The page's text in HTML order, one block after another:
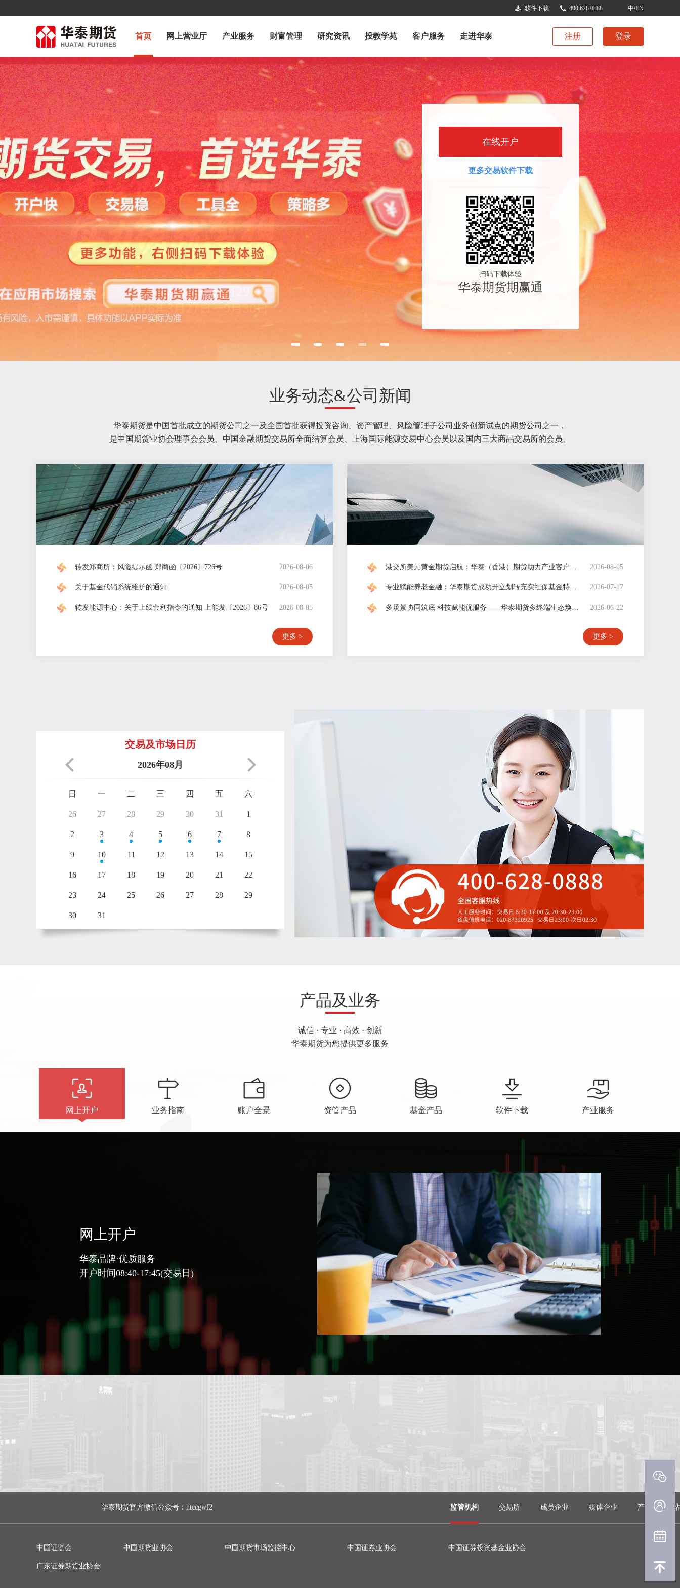
中/EN
400 628 0888
软件下载
首页 网上营业厅 产业服务 财富管理 研究资讯 投教学苑 客户服务 走进华泰 注册 登录
在线开户
更多交易软件下载
扫码下载体验
华泰期货期赢通
业务动态&公司新闻
华泰期货是中国首批成立的期货公司之一及全国首批获得投资咨询、资产管理、风险管理子公司业务创新试点的期货公司之一，
是中国期货业协会理事会会员、中国金融期货交易所全面结算会员、上海国际能源交易中心会员以及国内三大商品交易所的会员。
2026-08-06
转发郑商所：风险提示函 郑商函〔2026〕726号
2026-08-05
关于基金代销系统维护的通知
2026-08-05
转发能源中心：关于上线套利指令的通知 上能发〔2026〕86号
更多 >
2026-08-05
港交所美元黄金期货启航：华泰（香港）期货助力产业客户打通离岸套保新通路
2026-07-17
专业赋能养老金融：华泰期货成功开立划转充实社保基金特法期货账户
2026-06-22
多场景协同筑底 科技赋能优服务——华泰期货多终端生态焕新零售服务
更多 >
交易及市场日历
2026年08月
日 一 二 三 四 五 六
26 27 28 29 30 31 1
2 3 4 5 6 7 8
9 10 11 12 13 14 15
16 17 18 19 20 21 22
23 24 25 26 27 28 29
30 31
产品及业务
诚信 · 专业 · 高效 · 创新
华泰期货为您提供更多服务
网上开户 业务指南 账户全景 资管产品 基金产品 软件下载 产业服务
网上开户
华泰品牌·优质服务
开户时间08:40-17:45(交易日)
华泰期货官方微信公众号：htccgwf2 监管机构 交易所 成员企业 媒体企业 产业门户网站
中国证监会 中国期货业协会 中国期货市场监控中心 中国证券业协会 中国证券投资基金业协会
广东证券期货业协会